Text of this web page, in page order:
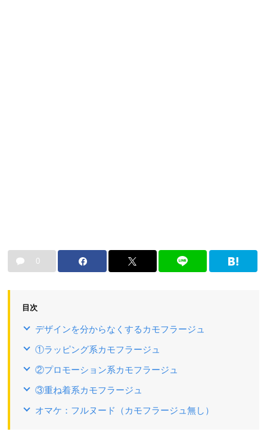
0
目次
デザインを分からなくするカモフラージュ
①ラッピング系カモフラージュ
②プロモーション系カモフラージュ
③重ね着系カモフラージュ
オマケ：フルヌード（カモフラージュ無し）